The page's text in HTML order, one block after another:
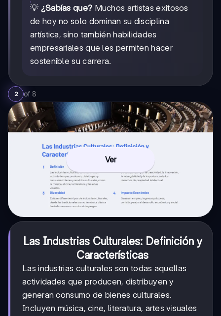
💡 ¿Sabías que? Muchos artistas exitosos
de hoy no solo dominan su disciplina
artística, sino también habilidades
empresariales que les permiten hacer
sostenible su carrera.
2 of 8
Ver
Las Industrias Culturales: Definición y
Características
Las industrias culturales son todas aquellas
actividades que producen, distribuyen y
generan consumo de bienes culturales.
Incluyen música, cine, literatura, artes visuales